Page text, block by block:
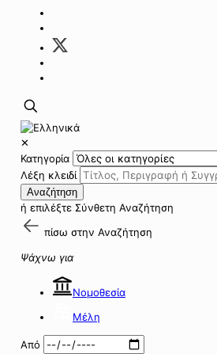
✕
Κατηγορία
Λέξη κλειδί
Αναζήτηση
ή επιλέξτε Σύνθετη Αναζήτηση
πίσω στην Αναζήτηση
Ψάχνω για
Νομοθεσία
Μέλη
Από